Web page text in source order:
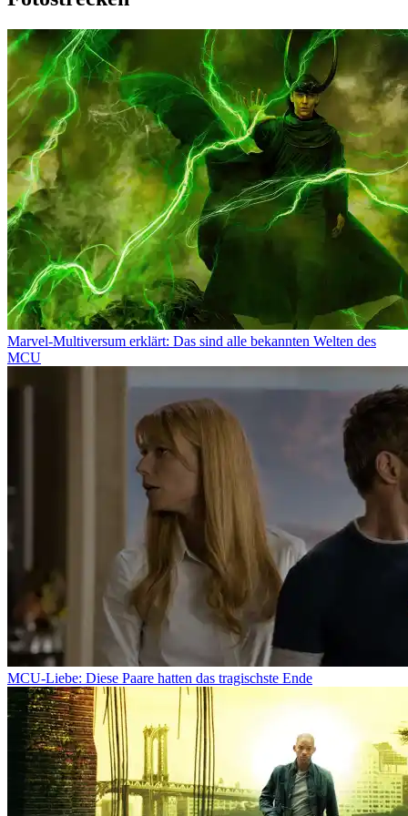
Marvel-Multiversum erklärt: Das sind alle bekannten Welten des
MCU
MCU-Liebe: Diese Paare hatten das tragischste Ende